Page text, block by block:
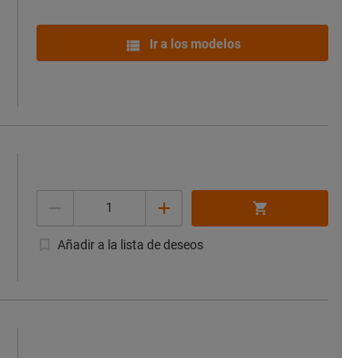
Ir a los modelos
Añadir a la lista de deseos